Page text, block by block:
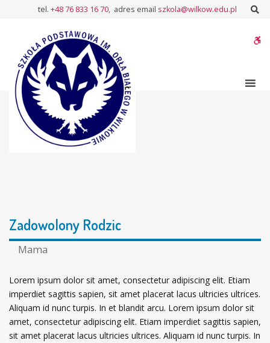
tel. +48 76 833 16 70, adres email szkola@wilkow.edu.pl
Zadowolony Rodzic
Mama
Lorem ipsum dolor sit amet, consectetur adipiscing elit. Etiam
imperdiet sagittis sapien, sit amet placerat lacus ultricies ultrices.
Aliquam id nunc turpis. In et blandit arcu. Lorem ipsum dolor sit
amet, consectetur adipiscing elit. Etiam imperdiet sagittis sapien,
sit amet placerat lacus ultricies ultrices. Aliquam id nunc turpis. In